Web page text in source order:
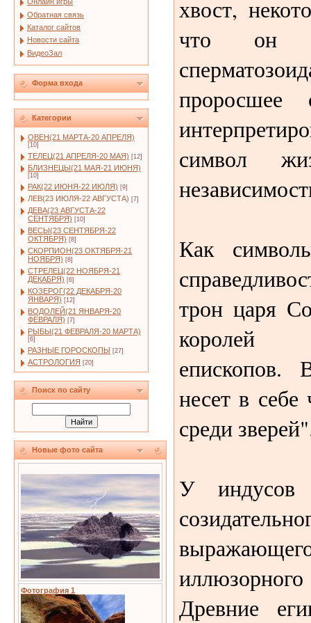
Обратная связь
Каталог сайтов
Новости сайта
ВидеоЗал
Форма входа
Категории
ОВЕН(21 МАРТА-20 АПРЕЛЯ)
[10]
ТЕЛЕЦ(21 АПРЕЛЯ-20 МАЯ) [12]
БЛИЗНЕЦЫ(21 МАЯ-21 ИЮНЯ)
[10]
РАК(22 ИЮНЯ-22 ИЮЛЯ) [9]
ЛЕВ(23 ИЮЛЯ-22 АВГУСТА) [7]
ДЕВА(23 АВГУСТА-22
СЕНТЯБРЯ) [10]
ВЕСЫ(23 СЕНТЯБРЯ-22
ОКТЯБРЯ) [8]
СКОРПИОН(23 ОКТЯБРЯ-21
НОЯБРЯ) [8]
СТРЕЛЕЦ(22 НОЯБРЯ-21
ДЕКАБРЯ) [6]
КОЗЕРОГ(22 ДЕКАБРЯ-20
ЯНВАРЯ) [12]
ВОДОЛЕЙ(21 ЯНВАРЯ-20
ФЕВРАЛЯ) [7]
РЫБЫ(21 ФЕВРАЛЯ-20 МАРТА)
[6]
РАЗНЫЕ ГОРОСКОПЫ [27]
АСТРОЛОГИЯ [20]
Поиск по сайту
Новые фото сайта
Фотография 1
хвост,
что он
символ
Как
трон царя
королей
епископов.
несет в
среди
У индусов
Древние